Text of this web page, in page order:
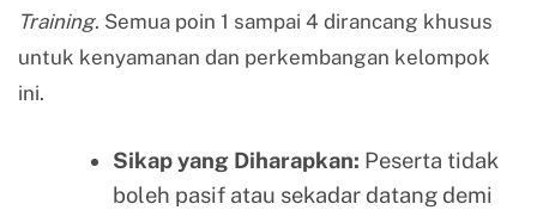
Training. Semua poin 1 sampai 4 dirancang khusus
untuk kenyamanan dan perkembangan kelompok
ini.
Sikap yang Diharapkan: Peserta tidak
boleh pasif atau sekadar datang demi